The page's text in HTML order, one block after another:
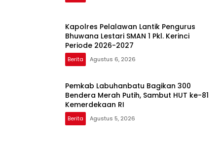
Kapolres Pelalawan Lantik Pengurus
Bhuwana Lestari SMAN 1 Pkl. Kerinci
Periode 2026-2027
Berita Agustus 6, 2026
Pemkab Labuhanbatu Bagikan 300
Bendera Merah Putih, Sambut HUT ke-81
Kemerdekaan RI
Berita Agustus 5, 2026